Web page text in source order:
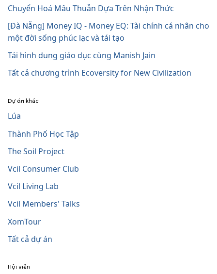
Chuyển Hoá Mâu Thuẫn Dựa Trên Nhận Thức
[Đà Nẵng] Money IQ - Money EQ: Tài chính cá nhân cho
một đời sống phúc lạc và tái tạo
Tái hình dung giáo dục cùng Manish Jain
Tất cả chương trình Ecoversity for New Civilization
Dự án khác
Lúa
Thành Phố Học Tập
The Soil Project
Vcil Consumer Club
Vcil Living Lab
Vcil Members' Talks
XomTour
Tất cả dự án
Hội viên